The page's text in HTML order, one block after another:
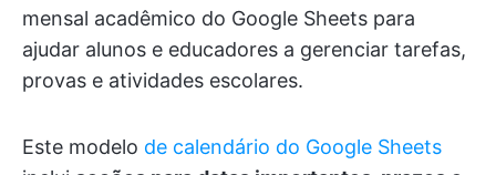
mensal acadêmico do Google Sheets para
ajudar alunos e educadores a gerenciar tarefas,
provas e atividades escolares.
Este modelo de calendário do Google Sheets